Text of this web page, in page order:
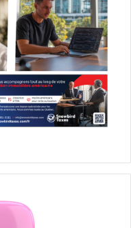
– roman de 2017.
cesta punta » (pelote
heureux. Mais à la
famille qu’il a tenté
Car les Katrakilis
Du grand-père qui
de Staline, au
à la raison. En triant
apprendront quel sens